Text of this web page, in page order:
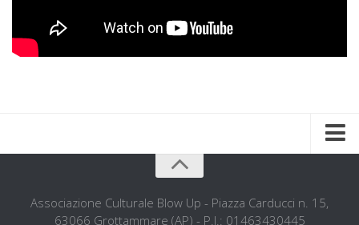
Chi siamo
Associazione Culturale Blow Up - Piazza Carducci n. 15,
63066 Grottammare (AP) - P.I.: 01463430445